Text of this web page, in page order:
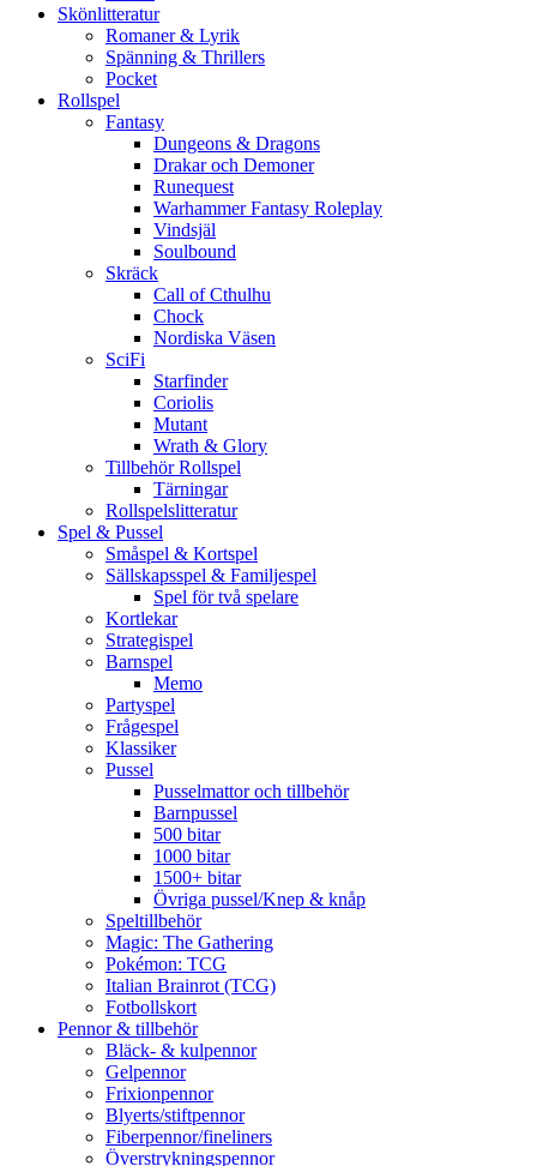
Skönlitteratur
Romaner & Lyrik
Spänning & Thrillers
Pocket
Rollspel
Fantasy
Dungeons & Dragons
Drakar och Demoner
Runequest
Warhammer Fantasy Roleplay
Vindsjäl
Soulbound
Skräck
Call of Cthulhu
Chock
Nordiska Väsen
SciFi
Starfinder
Coriolis
Mutant
Wrath & Glory
Tillbehör Rollspel
Tärningar
Rollspelslitteratur
Spel & Pussel
Småspel & Kortspel
Sällskapsspel & Familjespel
Spel för två spelare
Kortlekar
Strategispel
Barnspel
Memo
Partyspel
Frågespel
Klassiker
Pussel
Pusselmattor och tillbehör
Barnpussel
500 bitar
1000 bitar
1500+ bitar
Övriga pussel/Knep & knåp
Speltillbehör
Magic: The Gathering
Pokémon: TCG
Italian Brainrot (TCG)
Fotbollskort
Pennor & tillbehör
Bläck- & kulpennor
Gelpennor
Frixionpennor
Blyerts/stiftpennor
Fiberpennor/fineliners
Överstrykningspennor